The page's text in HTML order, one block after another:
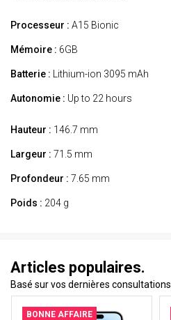
Processeur : A15 Bionic
Mémoire : 6GB
Batterie : Lithium-ion 3095 mAh
Autonomie : Up to 22 hours
Hauteur : 146.7 mm
Largeur : 71.5 mm
Profondeur : 7.65 mm
Poids : 204 g
Articles populaires.
Basé sur vos dernières consultations.
BONNE AFFAIRE